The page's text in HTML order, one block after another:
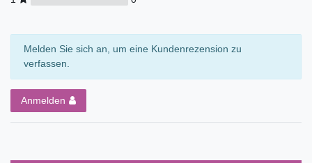
Melden Sie sich an, um eine Kundenrezension zu
verfassen.
Anmelden